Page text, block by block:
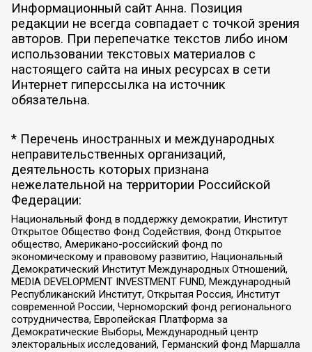
Информационный сайт Анна. Позиция
редакции не всегда совпадает с точкой зрения
авторов. При перепечатке текстов либо ином
использовании текстовых материалов с
настоящего сайта на иных ресурсах в сети
Интернет гиперссылка на источник
обязательна.
* Перечень иностранных и международных
неправительственных организаций,
деятельность которых признана
нежелательной на территории Российской
Федерации:
Национальный фонд в поддержку демократии, Институт
Открытое Общество Фонд Содействия, Фонд Открытое
общество, Американо-российский фонд по
экономическому и правовому развитию, Национальный
Демократический Институт Международных Отношений,
MEDIA DEVELOPMENT INVESTMENT FUND, Международный
Республиканский Институт, Открытая Россия, Институт
современной России, Черноморский фонд регионального
сотрудничества, Европейская Платформа за
Демократические Выборы, Международный центр
электоральных исследований, Германский фонд Маршалла